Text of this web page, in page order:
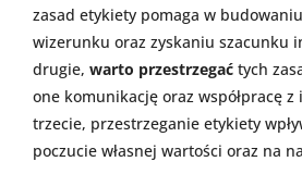
zasad etykiety pomaga w
wizerunku oraz zyskaniu szacunku
drugie, warto przestrzegać tych
one komunikację oraz współpracę
trzecie, przestrzeganie etykiety
poczucie własnej wartości oraz na